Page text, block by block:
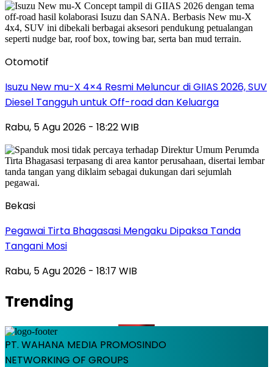
Otomotif
Isuzu New mu-X 4×4 Resmi Meluncur di GIIAS 2026, SUV
Diesel Tangguh untuk Off-road dan Keluarga
Rabu, 5 Agu 2026 - 18:22 WIB
Bekasi
Pegawai Tirta Bhagasasi Mengaku Dipaksa Tanda
Tangani Mosi
Rabu, 5 Agu 2026 - 18:17 WIB
Trending
PT. WAHANA MEDIA PROMOSINDO
NETWORKING OF GROUPS